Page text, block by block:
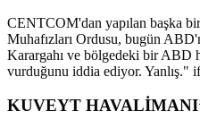
CENTCOM'dan yapılan başka
Muhafızları Ordusu, bugün
Karargahı ve bölgedeki bir ABD
vurduğunu iddia ediyor. Yanlış."
KUVEYT